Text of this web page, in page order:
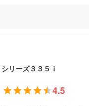
シリーズ３３５ｉ
4.5